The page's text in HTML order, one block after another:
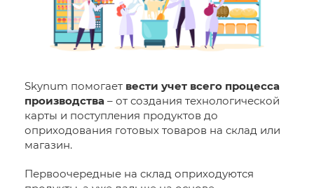
Skynum помогает вести учет всего процесса
производства – от создания технологической
карты и поступления продуктов до
оприходования готовых товаров на склад или
магазин.
Первоочередные на склад оприходуются